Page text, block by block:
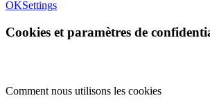
OKSettings
Cookies et paramètres de
Comment nous utilisons les cookies